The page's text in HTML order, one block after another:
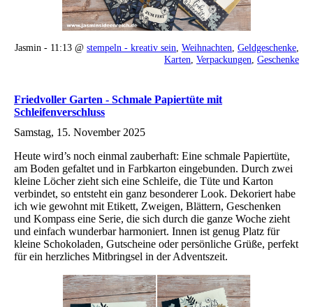
Jasmin - 11:13 @ stempeln - kreativ sein Weihnachten Geldgeschenke
Karten Verpackungen Geschenke
Friedvoller Garten - Schmale Papiertüte mit
Schleifenverschluss
Samstag, 15. November 2025
Heute wird’s noch einmal zauberhaft: Eine schmale Papiertüte,
am Boden gefaltet und in Farbkarton eingebunden. Durch zwei
kleine Löcher zieht sich eine Schleife, die Tüte und Karton
verbindet, so entsteht ein ganz besonderer Look. Dekoriert habe
ich wie gewohnt mit Etikett, Zweigen, Blättern, Geschenken
und Kompass eine Serie, die sich durch die ganze Woche zieht
und einfach wunderbar harmoniert. Innen ist genug Platz für
kleine Schokoladen, Gutscheine oder persönliche Grüße, perfekt
für ein herzliches Mitbringsel in der Adventszeit.